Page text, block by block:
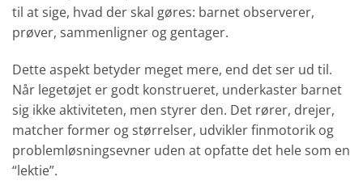
til at sige, hvad der skal gøres: barnet observerer,
prøver, sammenligner og gentager.
Dette aspekt betyder meget mere, end det ser ud til.
Når legetøjet er godt konstrueret, underkaster barnet
sig ikke aktiviteten, men styrer den. Det rører, drejer,
matcher former og størrelser, udvikler finmotorik og
problemløsningsevner uden at opfatte det hele som en
“lektie”.